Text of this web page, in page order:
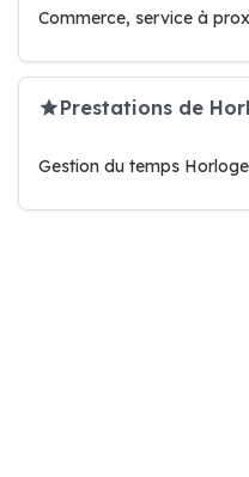
Commerce, service à
Prestations de
Gestion du temps